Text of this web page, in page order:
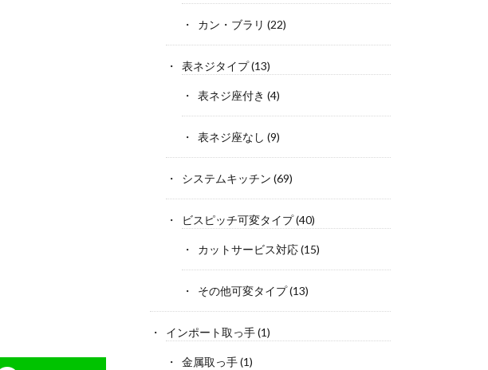
カン・ブラリ (22)
表ネジタイプ(13)
表ネジ座付き (4)
表ネジ座なし (9)
システムキッチン (69)
ビスピッチ可変タイプ(40)
カットサービス対応(15)
その他可変タイプ(13)
インポート取っ手(1)
金属取っ手(1)